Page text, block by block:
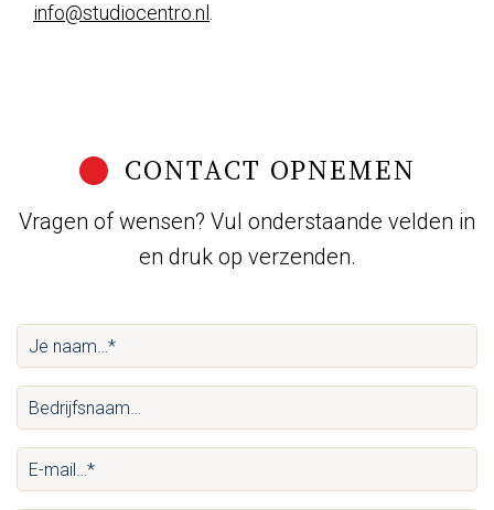
info@studiocentro.nl
CONTACT OPNEMEN
Vragen of wensen? Vul onderstaande velden in
en druk op verzenden.
naam…
(Vereist)
Bedrijfsnaam…
E-
mail…